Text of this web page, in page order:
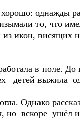
однажды
то, что
икон, висящих
в поле. До
детей выжила
Однако
но вскоре ушёл